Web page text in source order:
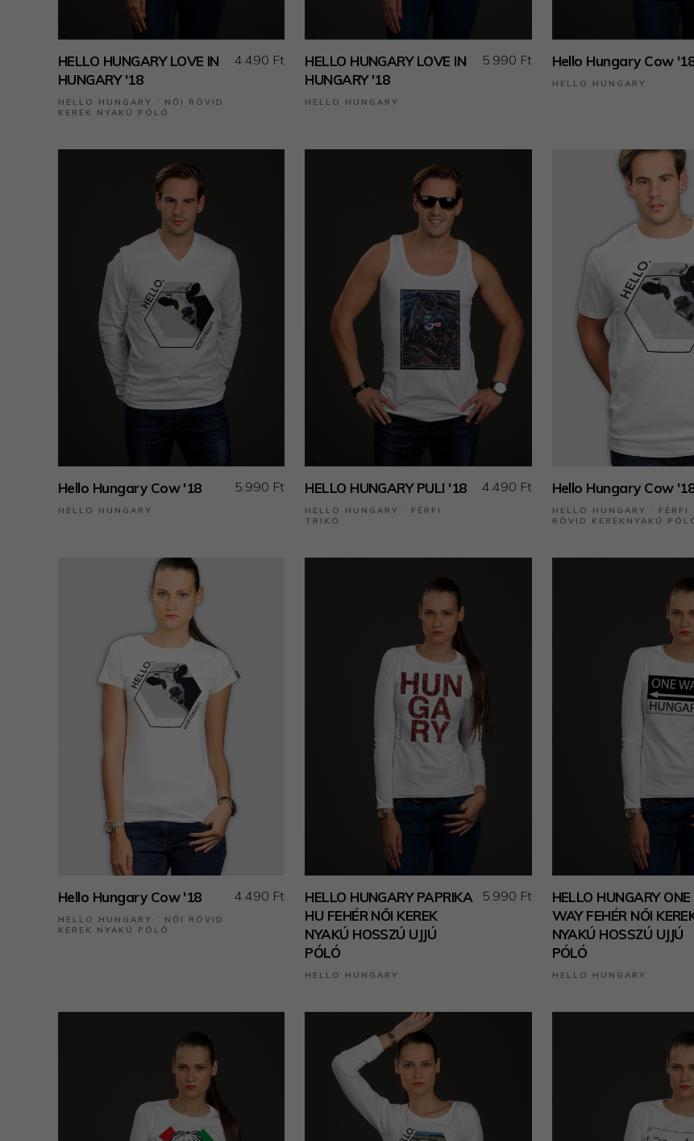
HELLO HUNGARY LOVE IN
HUNGARY '18
HELLO HUNGARY ˙ NŐI RÖVID
KEREK NYAKÚ PÓLÓ
4.490 Ft
HELLO HUNGARY LOVE IN
HUNGARY '18
HELLO HUNGARY
5.990 Ft Hello Hungary Cow
HELLO HUNGARY
Hello Hungary Cow '18
HELLO HUNGARY
5.990 Ft HELLO HUNGARY PULI '18
HELLO HUNGARY ˙ FÉRFI
TRIKÓ
4.490 Ft Hello Hungary Cow
HELLO HUNGARY ˙ FÉRFI
RÖVID KEREKNYAKÚ
Hello Hungary Cow '18
HELLO HUNGARY ˙ NŐI RÖVID
KEREK NYAKÚ PÓLÓ
4.490 Ft
HELLO HUNGARY PAPRIKA
HU FEHÉR NŐI KEREK
NYAKÚ HOSSZÚ UJJÚ
PÓLÓ
HELLO HUNGARY
5.990 Ft
HELLO HUNGARY ONE
WAY FEHÉR NŐI
NYAKÚ HOSSZÚ UJJÚ
PÓLÓ
HELLO HUNGARY